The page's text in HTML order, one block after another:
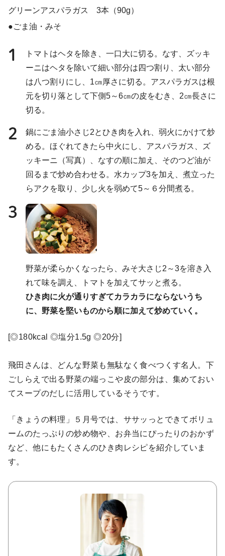
グリーンアスパラガス 3本（90g）
●ごま油・みそ
1
トマトはヘタを除き、一口大に切る。なす、ズッキ
ーニはヘタを除いて細い部分は四つ割り、太い部分
は八つ割りにし、1㎝厚さに切る。アスパラガスは根
元を切り落として下側5～6㎝の皮をむき、2㎝長さに
切る。
2
鍋にごま油小さじ2とひき肉を入れ、弱火にかけて炒
める。ほぐれてきたら中火にし、アスパラガス、ズ
ッキーニ（写真）、なすの順に加え、そのつど油が
回るまで炒め合わせる。水カップ3を加え、煮立った
らアクを取り、少し火を弱めて5～６分間煮る。
3
野菜が柔らかくなったら、みそ大さじ2～3を溶き入
れて味を調え、トマトを加えてサッと煮る。
ひき肉に火が通りすぎてカラカラにならないうち
に、野菜を堅いものから順に加えて炒めていく。
[◎180kcal ◎塩分1.5g ◎20分]
飛田さんは、どんな野菜も無駄なく食べつくす名人。下
ごしらえで出る野菜の端っこや皮の部分は、集めておい
てスープのだしに活用しているそうです。
「きょうの料理」５月号では、ササッっとできてボリュ
ームのたっぷりの炒め物や、お弁当にぴったりのおかず
など、他にもたくさんのひき肉レシピを紹介していま
す。